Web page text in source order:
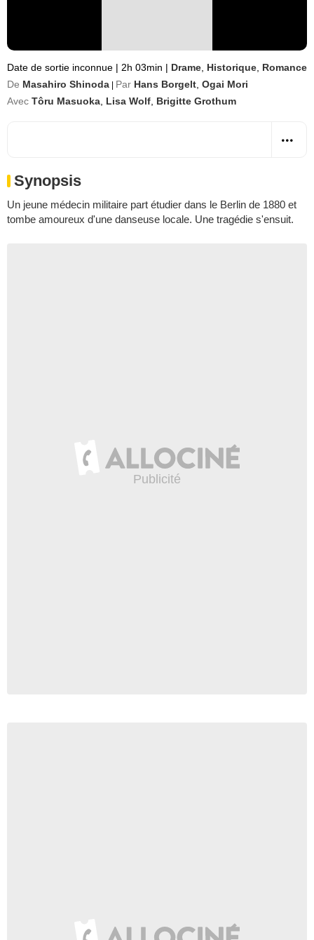
Date de sortie inconnue | 2h 03min | Drame Historique Romance
De Masahiro Shinoda Par Hans Borgelt Ogai Mori
Avec Tôru Masuoka Lisa Wolf Brigitte Grothum
Synopsis
Un jeune médecin militaire part étudier dans le Berlin de 1880 et
tombe amoureux d'une danseuse locale. Une tragédie s'ensuit.